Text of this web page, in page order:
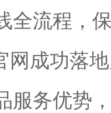
全流程，
网成功落
服务优势